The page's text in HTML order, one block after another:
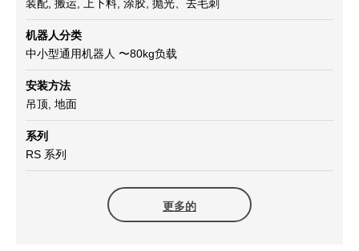
装配, 搬运, 上下料, 涂胶, 抛光、去毛刺
机器人分类
中小型通用机器人 〜80kg负载
安装方法
吊顶, 地面
系列
RS 系列
更多的